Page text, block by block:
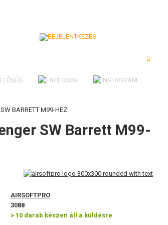
BARRETT M99-HEZ
SW Barrett M99-
AIRSOFTPRO
3088
> 10 darab készen áll a küldésre